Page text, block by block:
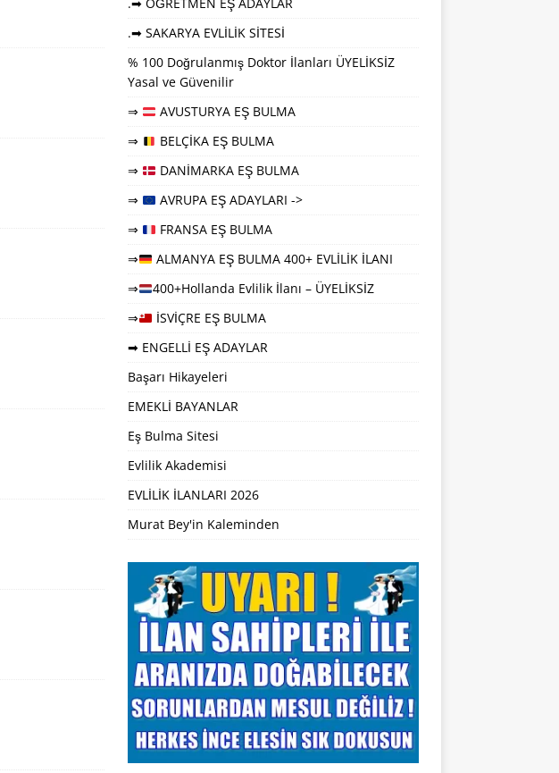
.➡ ÖĞRETMEN EŞ ADAYLAR
.➡ SAKARYA EVLİLİK SİTESİ
% 100 Doğrulanmış Doktor İlanları ÜYELİKSİZ
Yasal ve Güvenilir
⇒
AVUSTURYA EŞ BULMA
⇒
BELÇİKA EŞ BULMA
⇒
DANİMARKA EŞ BULMA
⇒
AVRUPA EŞ ADAYLARI ->
⇒
FRANSA EŞ BULMA
⇒
ALMANYA EŞ BULMA 400+ EVLİLİK İLANI
⇒
400+Hollanda Evlilik İlanı – ÜYELİKSİZ
⇒
İSVİÇRE EŞ BULMA
➡ ENGELLİ EŞ ADAYLAR
Başarı Hikayeleri
EMEKLİ BAYANLAR
Eş Bulma Sitesi
Evlilik Akademisi
EVLİLİK İLANLARI 2026
Murat Bey'in Kaleminden